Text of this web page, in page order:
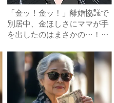
「金ッ！金ッ！」離婚協議で
別居中、金ほしさにママが手
を出したのはまさかの…！？